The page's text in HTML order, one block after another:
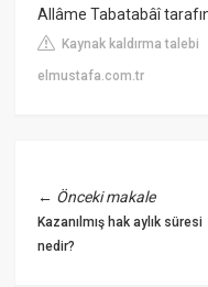
Allâme Tabatabâî
Kaynak kaldırma talebi
elmustafa.com.tr
← Önceki makale
Kazanılmış hak aylık süresi
nedir?